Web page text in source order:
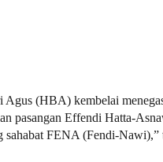
(HBA) kembelai
pasangan Effendi Hatta-
FENA (Fendi-Nawi),”